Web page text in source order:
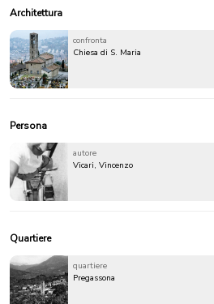
Architettura
confronta
Chiesa di S. Maria
Persona
autore
Vicari, Vincenzo
Quartiere
quartiere
Pregassona